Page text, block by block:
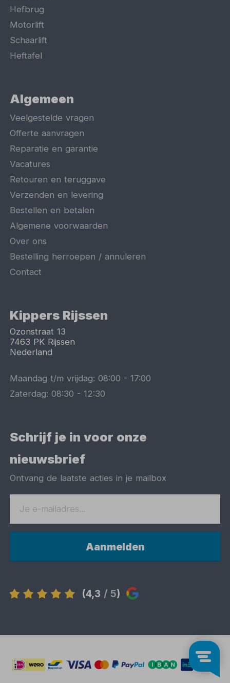
Hefbrug
Motorlift
Schaarlift
Heftafel
Algemeen
Veelgestelde vragen
Offerte aanvragen
Reparatie en garantie
Vacatures
Retouren en teruggave
Verzenden en levering
Bestellen en betalen
Algemene voorwaarden
Over ons
Bestelling herroepen / annuleren
Contact
Kippers Rijssen
Ozonstraat 13
7463 PK Rijssen
Nederland
Maandag t/m vrijdag:08:00 -17:00
Zaterdag:08:30 -12:30
Schrijf je in voor onze
nieuwsbrief
Ontvang de laatste acties in je mailbox
Aanmelden
(4,3 / 5)